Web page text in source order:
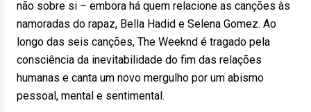
não sobre si – embora há quem relacione as canções às
namoradas do rapaz, Bella Hadid e Selena Gomez. Ao
longo das seis canções, The Weeknd é tragado pela
consciência da inevitabilidade do fim das relações
humanas e canta um novo mergulho por um abismo
pessoal, mental e sentimental.